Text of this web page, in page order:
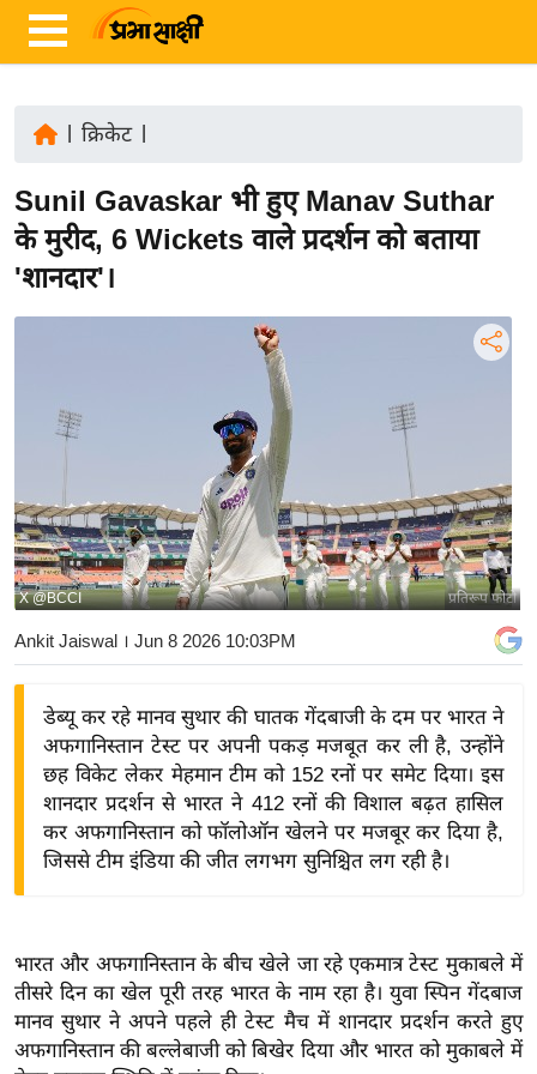
ज़ा
ख
ब
र्रा
ष्ट्री
य
बि
ज़
ने
द्यो
शे
ष
ज्ञ
रा
क्रिकेट|
Sunil Gavaskar भी हुए Manav Suthar
के मुरीद, 6 Wickets वाले प्रदर्शन को बताया
'शानदार'।
प्रतिरूप फोटो
X @BCCI
Ankit Jaiswal । Jun 8 2026 10:03PM
डेब्यू कर रहे मानव सुथार की घातक गेंदबाजी के दम पर भारत ने
अफगानिस्तान टेस्ट पर अपनी पकड़ मजबूत कर ली है, उन्होंने
छह विकेट लेकर मेहमान टीम को 152 रनों पर समेट दिया। इस
शानदार प्रदर्शन से भारत ने 412 रनों की विशाल बढ़त हासिल
कर अफगानिस्तान को फॉलोऑन खेलने पर मजबूर कर दिया है,
जिससे टीम इंडिया की जीत लगभग सुनिश्चित लग रही है।
भारत और अफगानिस्तान के बीच खेले जा रहे एकमात्र टेस्ट मुकाबले में
तीसरे दिन का खेल पूरी तरह भारत के नाम रहा है। युवा स्पिन गेंदबाज
मानव सुथार ने अपने पहले ही टेस्ट मैच में शानदार प्रदर्शन करते हुए
अफगानिस्तान की बल्लेबाजी को बिखेर दिया और भारत को मुकाबले में